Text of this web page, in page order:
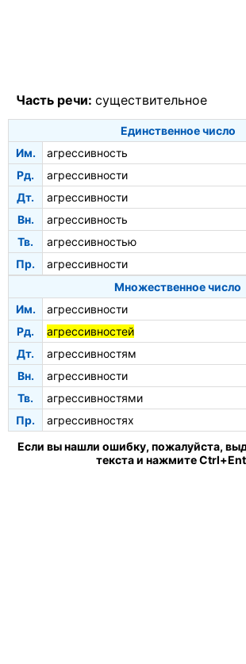
Часть речи: существительное
Единственное число
Им.
агрессивность
Рд.
агрессивности
Дт.
агрессивности
Вн.
агрессивность
Тв.
агрессивностью
Пр.
агрессивности
Множественное число
Им.
агрессивности
Рд.
агрессивностей
Дт.
агрессивностям
Вн.
агрессивности
Тв.
агрессивностями
Пр.
агрессивностях
Если вы нашли ошибку, пожалуйста,
текста и нажмите